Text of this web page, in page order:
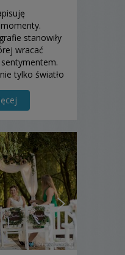
stanowiły
wracać
tylko światło
udaje sie
to seria